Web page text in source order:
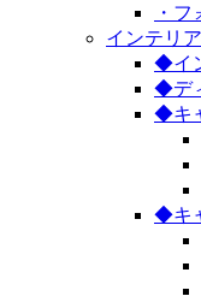
・
インテリ
◆イ
◆デ
◆キ
◆キ